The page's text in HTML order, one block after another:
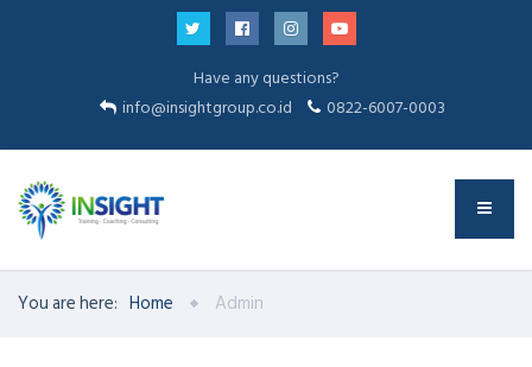
Have any questions?
info@insightgroup.co.id
0822-6007-0003
You are here: Home Admin